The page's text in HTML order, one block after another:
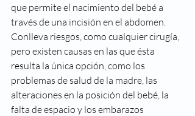
que permite el nacimiento del bebé a
través de una incisión en el abdomen.
Conlleva riesgos, como cualquier cirugía,
pero existen causas en las que ésta
resulta la única opción, como los
problemas de salud de la madre, las
alteraciones en la posición del bebé, la
falta de espacio y los embarazos